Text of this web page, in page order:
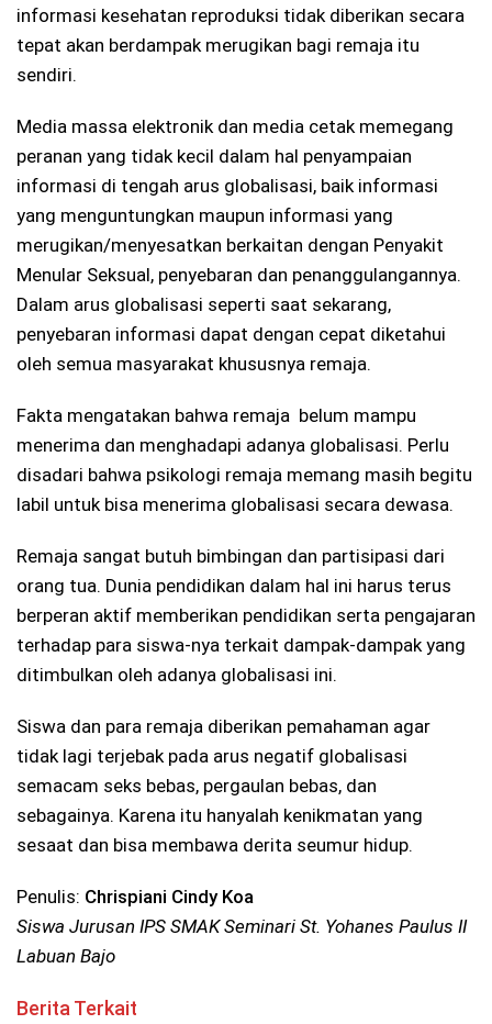
informasi kesehatan reproduksi tidak diberikan secara
tepat akan berdampak merugikan bagi remaja itu
sendiri.
Media massa elektronik dan media cetak memegang
peranan yang tidak kecil dalam hal penyampaian
informasi di tengah arus globalisasi, baik informasi
yang menguntungkan maupun informasi yang
merugikan/menyesatkan berkaitan dengan Penyakit
Menular Seksual, penyebaran dan penanggulangannya.
Dalam arus globalisasi seperti saat sekarang,
penyebaran informasi dapat dengan cepat diketahui
oleh semua masyarakat khususnya remaja.
Fakta mengatakan bahwa remaja belum mampu
menerima dan menghadapi adanya globalisasi. Perlu
disadari bahwa psikologi remaja memang masih begitu
labil untuk bisa menerima globalisasi secara dewasa.
Remaja sangat butuh bimbingan dan partisipasi dari
orang tua. Dunia pendidikan dalam hal ini harus terus
berperan aktif memberikan pendidikan serta pengajaran
terhadap para siswa-nya terkait dampak-dampak yang
ditimbulkan oleh adanya globalisasi ini.
Siswa dan para remaja diberikan pemahaman agar
tidak lagi terjebak pada arus negatif globalisasi
semacam seks bebas, pergaulan bebas, dan
sebagainya. Karena itu hanyalah kenikmatan yang
sesaat dan bisa membawa derita seumur hidup.
Penulis: Chrispiani Cindy Koa
Siswa Jurusan IPS SMAK Seminari St. Yohanes Paulus II
Labuan Bajo
Berita Terkait